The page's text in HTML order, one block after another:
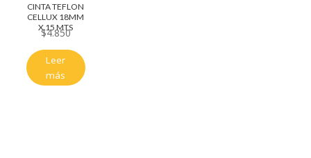
CINTA TEFLON
CELLUX 18MM
X 15 MTS
$4.850
Leer
más